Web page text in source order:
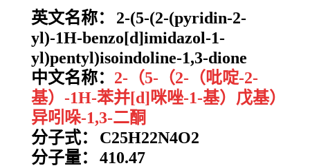
英文名称：
2-(5-(2-(pyridin-2-
yl)-1H-benzo[d]imidazol-1-
yl)pentyl)isoindoline-1,3-dione
中文名称： 2-（5-（2-（吡啶-2-
基）-1H-苯并[d]咪唑-1-基）戊基）
异吲哚-1,3-二酮
分子式：
C25H22N4O2
分子量：
410.47